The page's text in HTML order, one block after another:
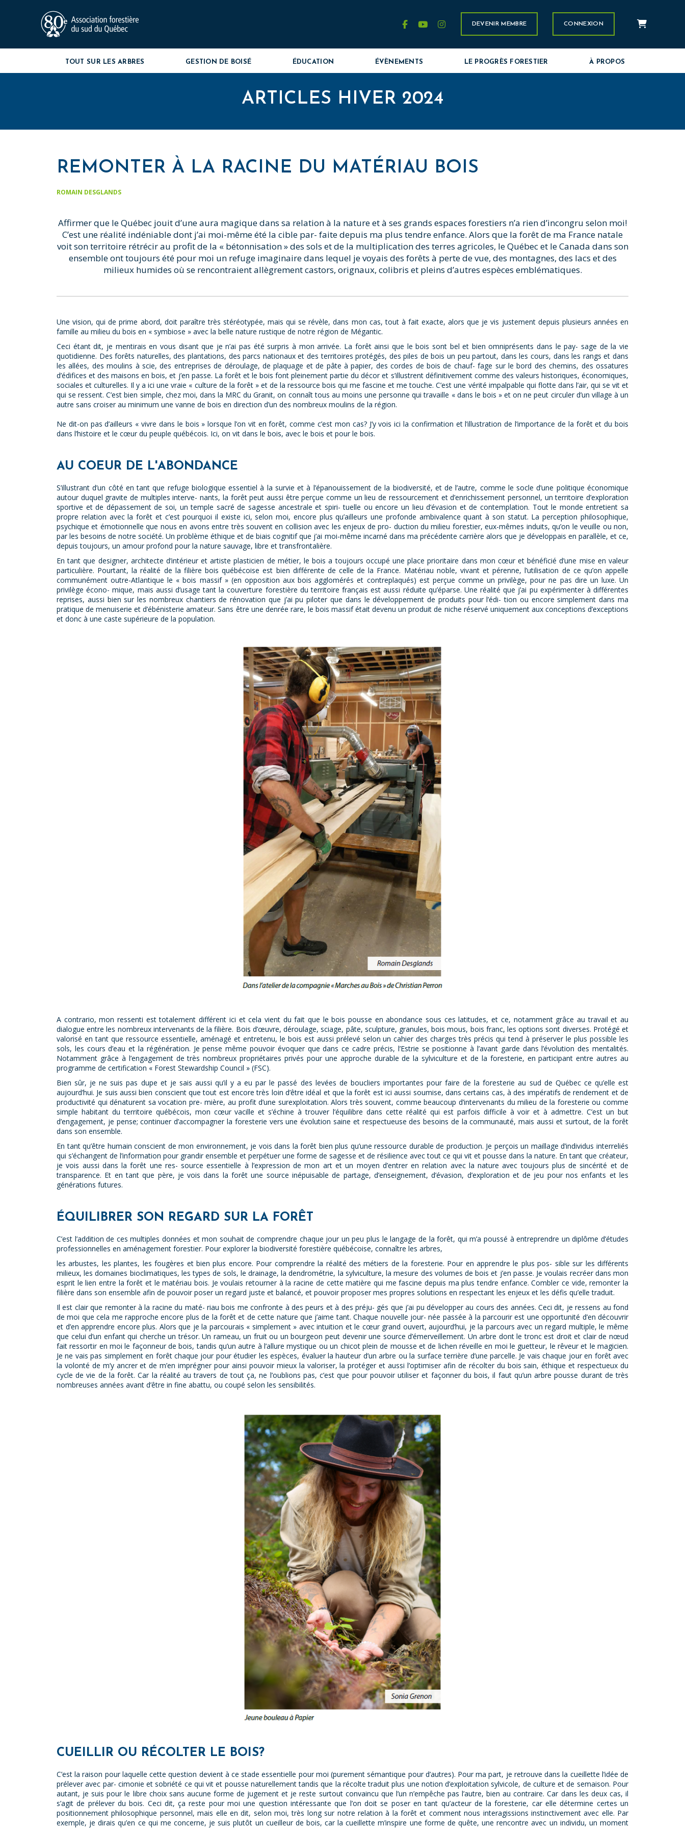
facebook
youtubeinstagramDEVENIR MEMBRE CONNEXION Panier
TOUT SUR LES ARBRES GESTION DE BOISÉ ÉDUCATION ÉVÈNEMENTS LE PROGRÈS FORESTIER À PROPOS
ARTICLES HIVER 2024
REMONTER À LA RACINE DU MATÉRIAU BOIS
ROMAIN DESGLANDS
Affirmer que le Québec jouit d’une aura magique dans sa relation à la nature et à ses grands espaces forestiers n’a rien d’incongru selon moi!
C’est une réalité indéniable dont j’ai moi-même été la cible par- faite depuis ma plus tendre enfance. Alors que la forêt de ma France natale
voit son territoire rétrécir au profit de la « bétonnisation » des sols et de la multiplication des terres agricoles, le Québec et le Canada dans son
ensemble ont toujours été pour moi un refuge imaginaire dans lequel je voyais des forêts à perte de vue, des montagnes, des lacs et des
milieux humides où se rencontraient allègrement castors, orignaux, colibris et pleins d’autres espèces emblématiques.
Une vision, qui de prime abord, doit paraître très stéréotypée, mais qui se révèle, dans mon cas, tout à fait exacte, alors que je vis justement depuis plusieurs années en
famille au milieu du bois en « symbiose » avec la belle nature rustique de notre région de Mégantic.
Ceci étant dit, je mentirais en vous disant que je n’ai pas été surpris à mon arrivée. La forêt ainsi que le bois sont bel et bien omniprésents dans le pay- sage de la vie
quotidienne. Des forêts naturelles, des plantations, des parcs nationaux et des territoires protégés, des piles de bois un peu partout, dans les cours, dans les rangs et dans
les allées, des moulins à scie, des entreprises de déroulage, de plaquage et de pâte à papier, des cordes de bois de chauf- fage sur le bord des chemins, des ossatures
d’édifices et des maisons en bois, et j’en passe. La forêt et le bois font pleinement partie du décor et s’illustrent définitivement comme des valeurs historiques, économiques,
sociales et culturelles. Il y a ici une vraie « culture de la forêt » et de la ressource bois qui me fascine et me touche. C’est une vérité impalpable qui flotte dans l’air, qui se vit et
qui se ressent. C’est bien simple, chez moi, dans la MRC du Granit, on connaît tous au moins une personne qui travaille « dans le bois » et on ne peut circuler d’un village à un
autre sans croiser au minimum une vanne de bois en direction d’un des nombreux moulins de la région.
Ne dit-on pas d’ailleurs « vivre dans le bois » lorsque l’on vit en forêt, comme c’est mon cas? J’y vois ici la confirmation et l’illustration de l’importance de la forêt et du bois
dans l’histoire et le cœur du peuple québécois. Ici, on vit dans le bois, avec le bois et pour le bois.
AU COEUR DE L'ABONDANCE
S’illustrant d’un côté en tant que refuge biologique essentiel à la survie et à l’épanouissement de la biodiversité, et de l’autre, comme le socle d’une politique économique
autour duquel gravite de multiples interve- nants, la forêt peut aussi être perçue comme un lieu de ressourcement et d’enrichissement personnel, un territoire d’exploration
sportive et de dépassement de soi, un temple sacré de sagesse ancestrale et spiri- tuelle ou encore un lieu d’évasion et de contemplation. Tout le monde entretient sa
propre relation avec la forêt et c’est pourquoi il existe ici, selon moi, encore plus qu’ailleurs une profonde ambivalence quant à son statut. La perception philosophique,
psychique et émotionnelle que nous en avons entre très souvent en collision avec les enjeux de pro- duction du milieu forestier, eux-mêmes induits, qu’on le veuille ou non,
par les besoins de notre société. Un problème éthique et de biais cognitif que j’ai moi-même incarné dans ma précédente carrière alors que je développais en parallèle, et ce,
depuis toujours, un amour profond pour la nature sauvage, libre et transfrontalière.
En tant que designer, architecte d’intérieur et artiste plasticien de métier, le bois a toujours occupé une place prioritaire dans mon cœur et bénéficié d’une mise en valeur
particulière. Pourtant, la réalité de la filière bois québécoise est bien différente de celle de la France. Matériau noble, vivant et pérenne, l’utilisation de ce qu’on appelle
communément outre-Atlantique le « bois massif » (en opposition aux bois agglomérés et contreplaqués) est perçue comme un privilège, pour ne pas dire un luxe. Un
privilège écono- mique, mais aussi d’usage tant la couverture forestière du territoire français est aussi réduite qu’éparse. Une réalité que j’ai pu expérimenter à différentes
reprises, aussi bien sur les nombreux chantiers de rénovation que j’ai pu piloter que dans le développement de produits pour l’édi- tion ou encore simplement dans ma
pratique de menuiserie et d’ébénisterie amateur. Sans être une denrée rare, le bois massif était devenu un produit de niche réservé uniquement aux conceptions d’exceptions
et donc à une caste supérieure de la population.
A contrario, mon ressenti est totalement différent ici et cela vient du fait que le bois pousse en abondance sous ces latitudes, et ce, notamment grâce au travail et au
dialogue entre les nombreux intervenants de la filière. Bois d’œuvre, déroulage, sciage, pâte, sculpture, granules, bois mous, bois franc, les options sont diverses. Protégé et
valorisé en tant que ressource essentielle, aménagé et entretenu, le bois est aussi prélevé selon un cahier des charges très précis qui tend à préserver le plus possible les
sols, les cours d’eau et la régénération. Je pense même pouvoir évoquer que dans ce cadre précis, l’Estrie se positionne à l’avant garde dans l’évolution des mentalités.
Notamment grâce à l’engagement de très nombreux propriétaires privés pour une approche durable de la sylviculture et de la foresterie, en participant entre autres au
programme de certification « Forest Stewardship Council » (FSC).
Bien sûr, je ne suis pas dupe et je sais aussi qu’il y a eu par le passé des levées de boucliers importantes pour faire de la foresterie au sud de Québec ce qu’elle est
aujourd’hui. Je suis aussi bien conscient que tout est encore très loin d’être idéal et que la forêt est ici aussi soumise, dans certains cas, à des impératifs de rendement et de
productivité qui dénaturent sa vocation pre- mière, au profit d’une surexploitation. Alors très souvent, comme beaucoup d’intervenants du milieu de la foresterie ou comme
simple habitant du territoire québécois, mon cœur vacille et s’échine à trouver l’équilibre dans cette réalité qui est parfois difficile à voir et à admettre. C’est un but
d’engagement, je pense; continuer d’accompagner la foresterie vers une évolution saine et respectueuse des besoins de la communauté, mais aussi et surtout, de la forêt
dans son ensemble.
En tant qu’être humain conscient de mon environnement, je vois dans la forêt bien plus qu’une ressource durable de production. Je perçois un maillage d’individus interreliés
qui s’échangent de l’information pour grandir ensemble et perpétuer une forme de sagesse et de résilience avec tout ce qui vit et pousse dans la nature. En tant que créateur,
je vois aussi dans la forêt une res- source essentielle à l’expression de mon art et un moyen d’entrer en relation avec la nature avec toujours plus de sincérité et de
transparence. Et en tant que père, je vois dans la forêt une source inépuisable de partage, d’enseignement, d’évasion, d’exploration et de jeu pour nos enfants et les
générations futures.
ÉQUILIBRER SON REGARD SUR LA FORÊT
C’est l’addition de ces multiples données et mon souhait de comprendre chaque jour un peu plus le langage de la forêt, qui m’a poussé à entreprendre un diplôme d’études
professionnelles en aménagement forestier. Pour explorer la biodiversité forestière québécoise, connaître les arbres,
les arbustes, les plantes, les fougères et bien plus encore. Pour comprendre la réalité des métiers de la foresterie. Pour en apprendre le plus pos- sible sur les différents
milieux, les domaines bioclimatiques, les types de sols, le drainage, la dendrométrie, la sylviculture, la mesure des volumes de bois et j’en passe. Je voulais recréer dans mon
esprit le lien entre la forêt et le matériau bois. Je voulais retourner à la racine de cette matière qui me fascine depuis ma plus tendre enfance. Combler ce vide, remonter la
filière dans son ensemble afin de pouvoir poser un regard juste et balancé, et pouvoir proposer mes propres solutions en respectant les enjeux et les défis qu’elle traduit.
Il est clair que remonter à la racine du maté- riau bois me confronte à des peurs et à des préju- gés que j’ai pu développer au cours des années. Ceci dit, je ressens au fond
de moi que cela me rapproche encore plus de la forêt et de cette nature que j’aime tant. Chaque nouvelle jour- née passée à la parcourir est une opportunité d’en découvrir
et d’en apprendre encore plus. Alors que je la parcourais « simplement » avec intuition et le cœur grand ouvert, aujourd’hui, je la parcours avec un regard multiple, le même
que celui d’un enfant qui cherche un trésor. Un rameau, un fruit ou un bourgeon peut devenir une source d’émerveillement. Un arbre dont le tronc est droit et clair de nœud
fait ressortir en moi le façonneur de bois, tandis qu’un autre à l’allure mystique ou un chicot plein de mousse et de lichen réveille en moi le guetteur, le rêveur et le magicien.
Je ne vais pas simplement en forêt chaque jour pour étudier les espèces, évaluer la hauteur d’un arbre ou la surface terrière d’une parcelle. Je vais chaque jour en forêt avec
la volonté de m’y ancrer et de m’en imprégner pour ainsi pouvoir mieux la valoriser, la protéger et aussi l’optimiser afin de récolter du bois sain, éthique et respectueux du
cycle de vie de la forêt. Car la réalité au travers de tout ça, ne l’oublions pas, c’est que pour pouvoir utiliser et façonner du bois, il faut qu’un arbre pousse durant de très
nombreuses années avant d’être in fine abattu, ou coupé selon les sensibilités.
CUEILLIR OU RÉCOLTER LE BOIS?
C’est la raison pour laquelle cette question devient à ce stade essentielle pour moi (purement sémantique pour d’autres). Pour ma part, je retrouve dans la cueillette l’idée de
prélever avec par- cimonie et sobriété ce qui vit et pousse naturellement tandis que la récolte traduit plus une notion d’exploitation sylvicole, de culture et de semaison. Pour
autant, je suis pour le libre choix sans aucune forme de jugement et je reste surtout convaincu que l’un n’empêche pas l’autre, bien au contraire. Car dans les deux cas, il
s’agit de prélever du bois. Ceci dit, ça reste pour moi une question intéressante que l’on doit se poser en tant qu’acteur de la foresterie, car elle détermine certes un
positionnement philosophique personnel, mais elle en dit, selon moi, très long sur notre relation à la forêt et comment nous interagissions instinctivement avec elle. Par
exemple, je dirais qu’en ce qui me concerne, je suis plutôt un cueilleur de bois, car la cueillette m’inspire une forme de quête, une rencontre avec un individu, un moment